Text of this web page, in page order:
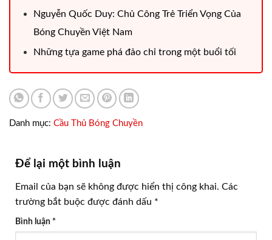
Nguyễn Quốc Duy: Chủ Công Trẻ Triển Vọng Của
Bóng Chuyền Việt Nam
Những tựa game phá đảo chỉ trong một buổi tối
Danh mục: Cầu Thủ Bóng Chuyền
Để lại một bình luận
Email của bạn sẽ không được hiển thị công khai. Các
trường bắt buộc được đánh dấu *
Bình luận *